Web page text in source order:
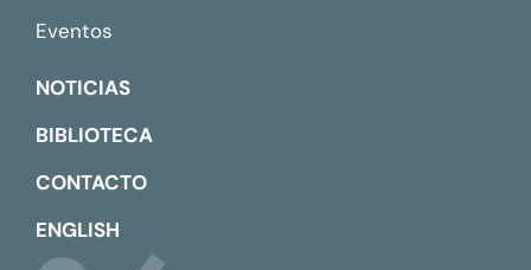
Eventos
NOTICIAS
BIBLIOTECA
CONTACTO
ENGLISH